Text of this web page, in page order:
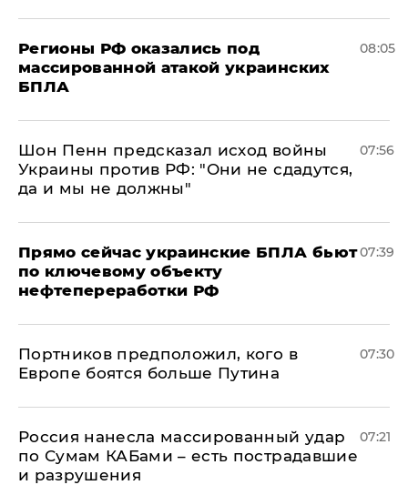
Регионы РФ оказались под
массированной атакой украинских
БПЛА
08:05
Шон Пенн предсказал исход войны
Украины против РФ: "Они не сдадутся,
да и мы не должны"
07:56
Прямо сейчас украинские БПЛА бьют
по ключевому объекту
нефтепереработки РФ
07:39
Портников предположил, кого в
Европе боятся больше Путина
07:30
Россия нанесла массированный удар
по Сумам КАБами – есть пострадавшие
и разрушения
07:21